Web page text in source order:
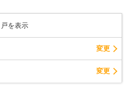
戸を表示
変更
変更